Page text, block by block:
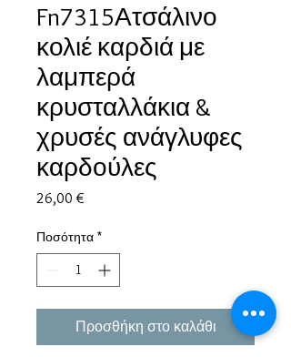
Fn7315Ατσάλινο
κολιέ καρδιά με
λαμπερά
κρυσταλλάκια &
χρυσές ανάγλυφες
καρδούλες
26,00 €
Ποσότητα *
Προσθήκη στο καλάθι